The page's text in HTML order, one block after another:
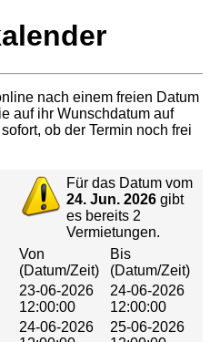
nach einem freien Datum
auf ihr Wunschdatum auf
ob der Termin noch frei
Für das Datum vom
24. Jun. 2026 gibt
es bereits 2
Vermietungen.
Von
(Datum/Zeit)
Bis
(Datum/Zeit)
23-06-2026
12:00:00
24-06-2026
12:00:00
24-06-2026
25-06-2026